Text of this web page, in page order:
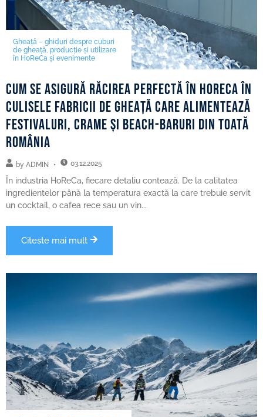
Gheață – ghiduri despre cuburi
de gheață, producție și utilizare
în HoReCa și evenimente
Cum se asigură răcirea perfectă în HoReCa în
culisele fabricii de gheață care alimentează
festivaluri, crame și beach-baruri din toată
România
by ADMIN 03.12.2025
În industria HoReCa, fiecare detaliu contează. De la calitatea
ingredientelor până la temperatura exactă la care trebuie servit
un cocktail, o cafea rece sau un vin...
Citeste mai mult